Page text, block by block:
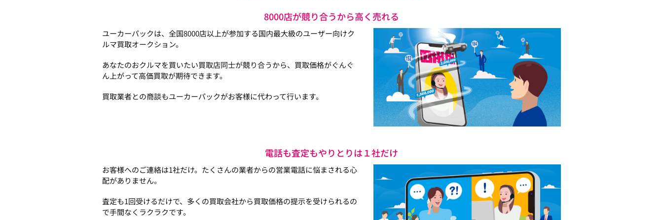
8000店が競り合うから高く売れる
ユーカーパックは、全国8000店以上が参加する国内最大級のユーザー向けク
ルマ買取オークション。
あなたのおクルマを買いたい買取店同士が競り合うから、買取価格がぐんぐ
ん上がって高価買取が期待できます。
買取業者との商談もユーカーパックがお客様に代わって行います。
電話も査定もやりとりは１社だけ
お客様へのご連絡は1社だけ。たくさんの業者からの営業電話に悩まされる心
配がありません。
査定も1回受けるだけで、多くの買取会社から買取価格の提示を受けられるの
で手間なくラクラクです。